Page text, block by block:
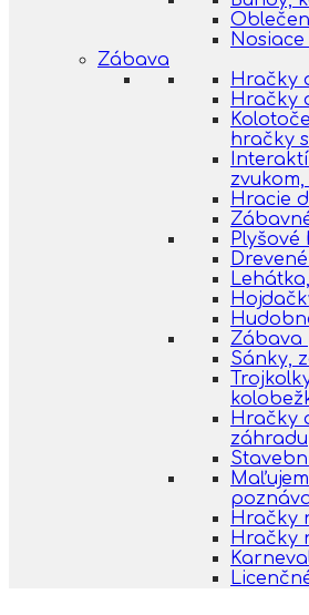
Zábava
Hračky
Hračky
hračky
Hracie
Plyšové
Zábava
Sánky,
Hračky
záhradu
Hračky
Hračky